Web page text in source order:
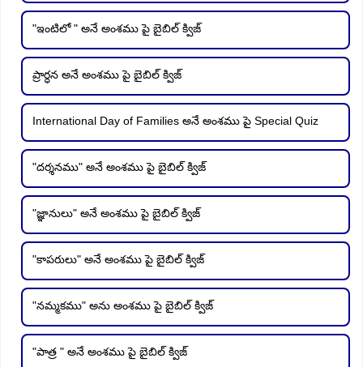
"ఇంటిలో " అనే అంశము పై బైబిల్ క్విజ్
ప్రార్ధన అనే అంశము పై బైబిల్ క్విజ్
International Day of Families అనే అంశము పై Special Quiz
"దర్శనము" అనే అంశము పై బైబిల్ క్విజ్
"జ్ఞానులు" అనే అంశము పై బైబిల్ క్విజ్
"కాపరులు" అనే అంశము పై బైబిల్ క్విజ్
"నమ్మకము" అను అంశము పై బైబిల్ క్విజ్
"పాత్ర " అనే అంశము పై బైబిల్ క్విజ్